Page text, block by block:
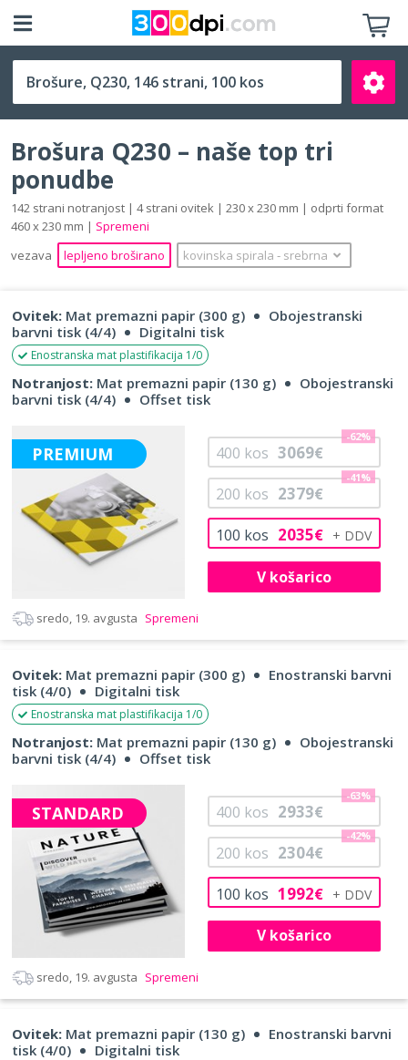
Q230 (230 x 230 mm)
Išči
Brošura Q230 – naše top tri
ponudbe
142 strani notranjost | 4 strani ovitek | 230 x 230 mm | odprti format
460 x 230 mm | Spremeni
vezava
lepljeno broširano kovinska spirala ‐ srebrna
Ovitek: Mat premazni papir (300 g)
Obojestranski
barvni tisk (4/4)
Digitalni tisk
Enostranska mat plastifikacija 1/0
Notranjost: Mat premazni papir (130 g)
Obojestranski
barvni tisk (4/4)
Offset tisk
PREMIUM
100 kos 2035€
200 kos 2379€
-41%
400 kos 3069€
-62%
V košarico
sredo, 19. avgusta Spremeni
Ovitek: Mat premazni papir (300 g)
Enostranski barvni
tisk (4/0)
Digitalni tisk
Enostranska mat plastifikacija 1/0
Notranjost: Mat premazni papir (130 g)
Obojestranski
barvni tisk (4/4)
Offset tisk
STANDARD
100 kos 1992€
200 kos 2304€
-42%
400 kos 2933€
-63%
V košarico
sredo, 19. avgusta Spremeni
Ovitek: Mat premazni papir (130 g)
Enostranski barvni
tisk (4/0)
Digitalni tisk